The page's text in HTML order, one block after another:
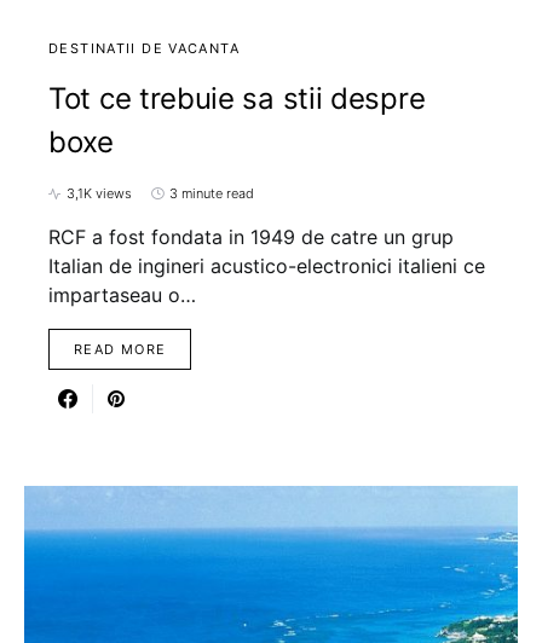
DESTINATII DE VACANTA
Tot ce trebuie sa stii despre
boxe
3,1K views 3 minute read
RCF a fost fondata in 1949 de catre un grup
Italian de ingineri acustico-electronici italieni ce
impartaseau o…
READ MORE